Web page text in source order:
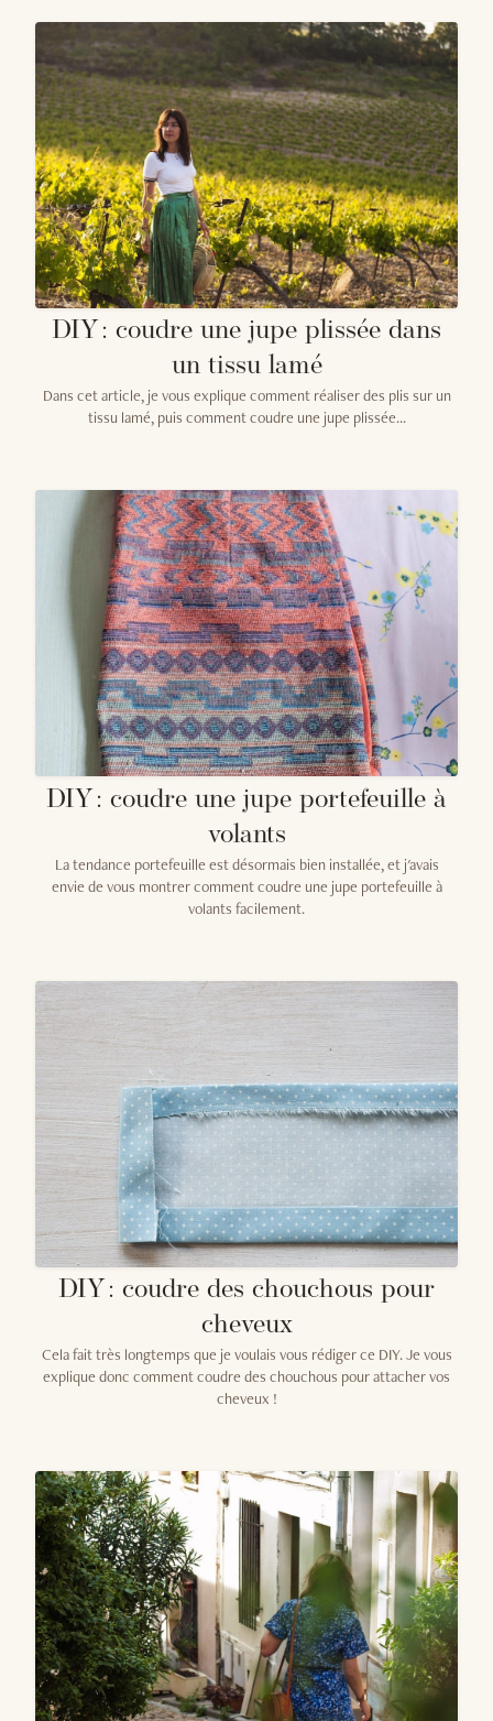
DIY : coudre une jupe plissée dans
un tissu lamé
Dans cet article, je vous explique comment réaliser des plis sur un
tissu lamé, puis comment coudre une jupe plissée...
DIY : coudre une jupe portefeuille à
volants
La tendance portefeuille est désormais bien installée, et j'avais
envie de vous montrer comment coudre une jupe portefeuille à
volants facilement.
DIY : coudre des chouchous pour
cheveux
Cela fait très longtemps que je voulais vous rédiger ce DIY. Je vous
explique donc comment coudre des chouchous pour attacher vos
cheveux !